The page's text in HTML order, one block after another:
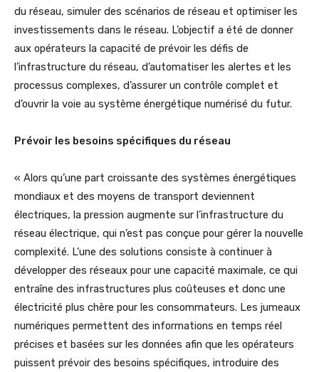
du réseau, simuler des scénarios de réseau et optimiser les
investissements dans le réseau. L’objectif a été de donner
aux opérateurs la capacité de prévoir les défis de
l’infrastructure du réseau, d’automatiser les alertes et les
processus complexes, d’assurer un contrôle complet et
d’ouvrir la voie au système énergétique numérisé du futur.
Prévoir les besoins spécifiques du réseau
« Alors qu’une part croissante des systèmes énergétiques
mondiaux et des moyens de transport deviennent
électriques, la pression augmente sur l’infrastructure du
réseau électrique, qui n’est pas conçue pour gérer la nouvelle
complexité. L’une des solutions consiste à continuer à
développer des réseaux pour une capacité maximale, ce qui
entraîne des infrastructures plus coûteuses et donc une
électricité plus chère pour les consommateurs. Les jumeaux
numériques permettent des informations en temps réel
précises et basées sur les données afin que les opérateurs
puissent prévoir des besoins spécifiques, introduire des